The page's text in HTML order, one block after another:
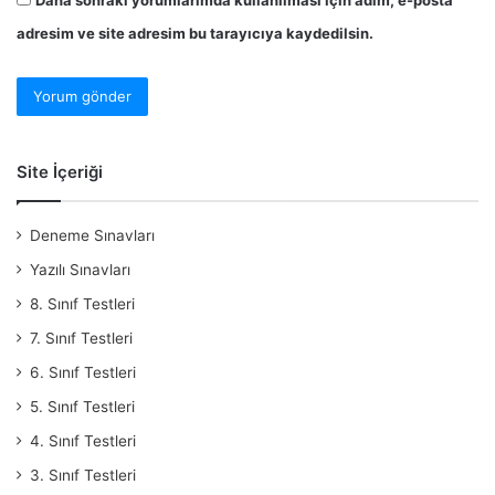
adresim ve site adresim bu tarayıcıya kaydedilsin.
Site İçeriği
Deneme Sınavları
Yazılı Sınavları
8. Sınıf Testleri
7. Sınıf Testleri
6. Sınıf Testleri
5. Sınıf Testleri
4. Sınıf Testleri
3. Sınıf Testleri